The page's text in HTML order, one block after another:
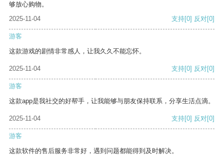
够放心购物。
2025-11-04
支持[0] 反对[0]
游客
这款游戏的剧情非常感人，让我久久不能忘怀。
2025-11-04 支持[0] 反对[0]
游客
这款app是我社交的好帮手，让我能够与朋友保持联系，分享生活点滴。
2025-11-04 支持[0] 反对[0]
游客
这款软件的售后服务非常好，遇到问题都能得到及时解决。